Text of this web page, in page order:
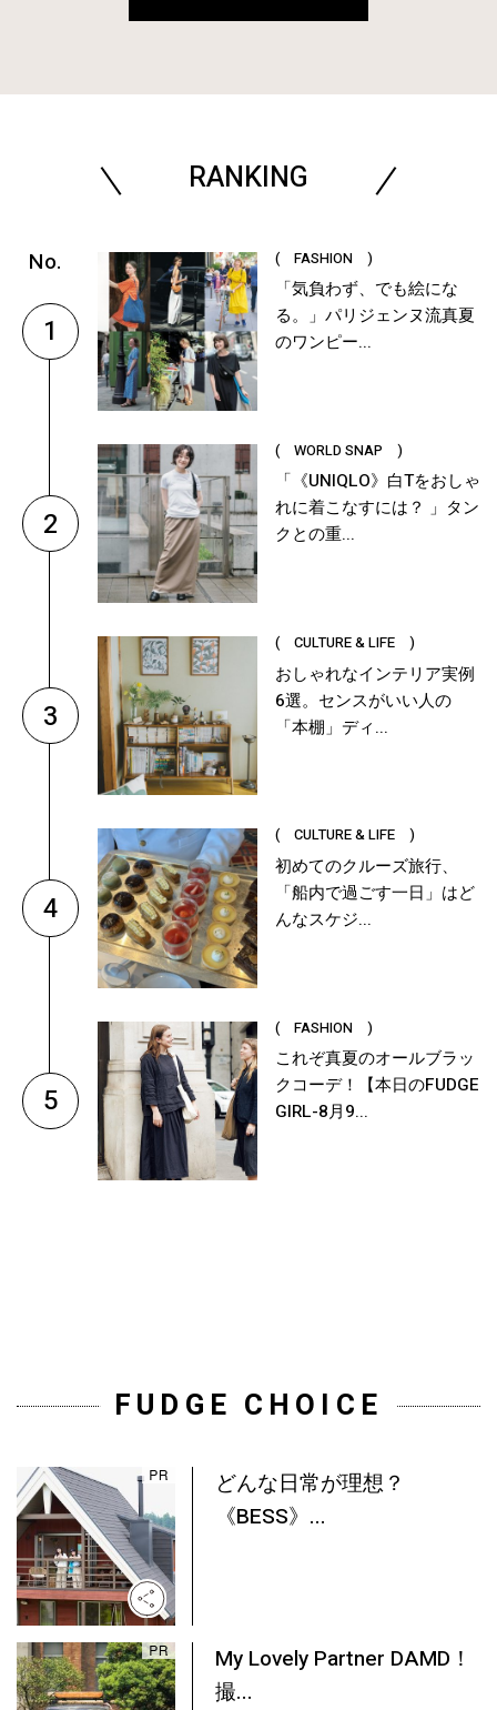
RANKING
1
( FASHION )
「気負わず、でも絵にな
る。」パリジェンヌ流真夏
のワンピー...
2
( WORLD SNAP )
「《UNIQLO》白Tをおしゃ
れに着こなすには？ 」タン
クとの重...
3
( CULTURE & LIFE )
おしゃれなインテリア実例
6選。センスがいい人の
「本棚」ディ...
4
( CULTURE & LIFE )
初めてのクルーズ旅行、
「船内で過ごす一日」はど
んなスケジ...
5
( FASHION )
これぞ真夏のオールブラッ
クコーデ！【本日のFUDGE
GIRL-8月9...
FUDGE CHOICE
どんな日常が理想？
《BESS》...
My Lovely Partner DAMD！
撮...